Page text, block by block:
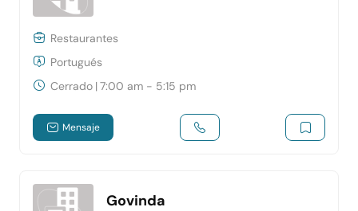
Restaurantes
Portugués
Cerrado |7:00 am - 5:15 pm
Mensaje
Govinda